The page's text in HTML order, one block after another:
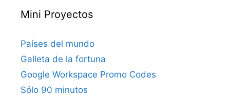
Mini Proyectos
Países del mundo
Galleta de la fortuna
Google Workspace Promo Codes
Sólo 90 minutos